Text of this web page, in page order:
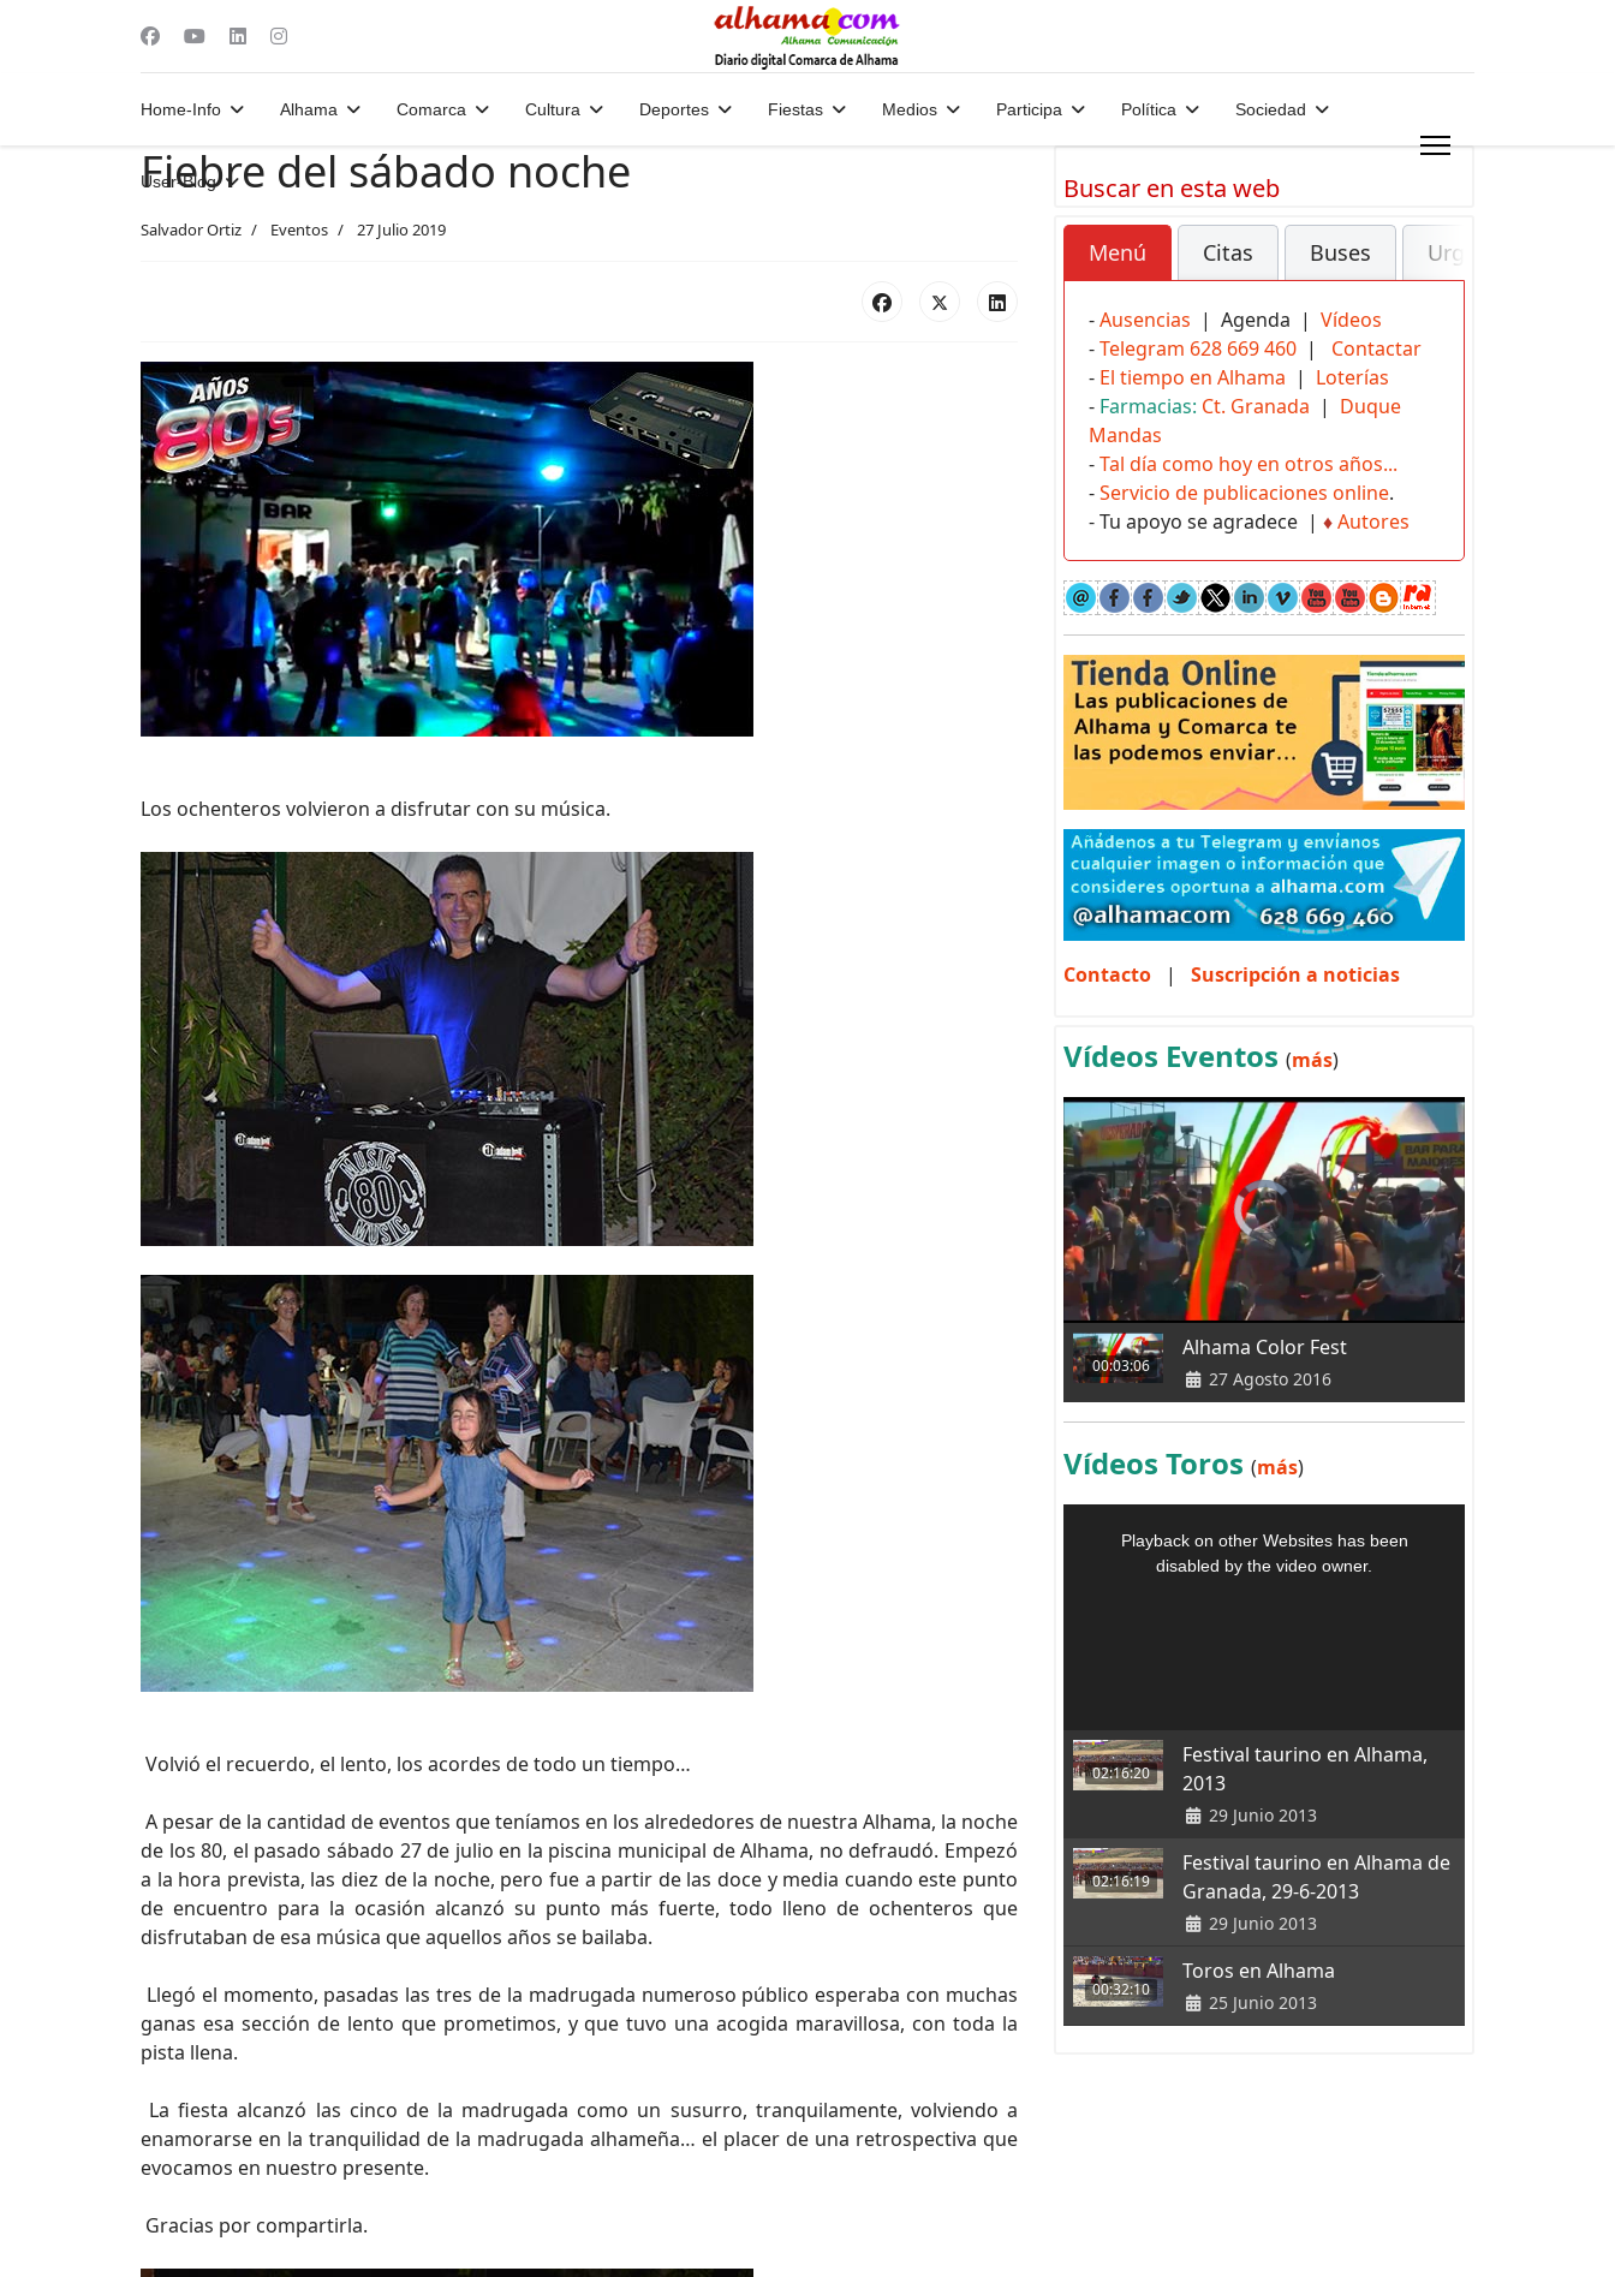
Home-Info Alhama Comarca Cultura Deportes Fiestas Medios Participa Política Sociedad
User-Blog
Fiebre del sábado noche
Salvador Ortiz Eventos 27 Julio 2019
Los ochenteros volvieron a disfrutar con su música.
Volvió el recuerdo, el lento, los acordes de todo un tiempo…
A pesar de la cantidad de eventos que teníamos en los alrededores de nuestra Alhama, la noche
de los 80, el pasado sábado 27 de julio en la piscina municipal de Alhama, no defraudó. Empezó
a la hora prevista, las diez de la noche, pero fue a partir de las doce y media cuando este punto
de encuentro para la ocasión alcanzó su punto más fuerte, todo lleno de ochenteros que
disfrutaban de esa música que aquellos años se bailaba.
Llegó el momento, pasadas las tres de la madrugada numeroso público esperaba con muchas
ganas esa sección de lento que prometimos, y que tuvo una acogida maravillosa, con toda la
pista llena.
La fiesta alcanzó las cinco de la madrugada como un susurro, tranquilamente, volviendo a
enamorarse en la tranquilidad de la madrugada alhameña… el placer de una retrospectiva que
evocamos en nuestro presente.
Gracias por compartirla.
Buscar en esta web
Menú Citas Buses Urgencias
-Ausencias | Agenda | Vídeos
-Telegram 628 669 460 | Contactar
- El tiempo en Alhama | Loterías
- Farmacias: Ct. Granada | Duque
Mandas
-Tal día como hoy en otros años...
-Servicio de publicaciones online.
- Tu apoyo se agradece | ♦Autores
Contacto | Suscripción a noticias
Vídeos Eventos (más)
00:03:06
Alhama Color Fest
27 Agosto 2016
Vídeos Toros (más)
02:16:20
Festival taurino en Alhama,
2013
29 Junio 2013
02:16:19
Festival taurino en Alhama de
Granada, 29-6-2013
29 Junio 2013
00:32:10
Toros en Alhama
25 Junio 2013